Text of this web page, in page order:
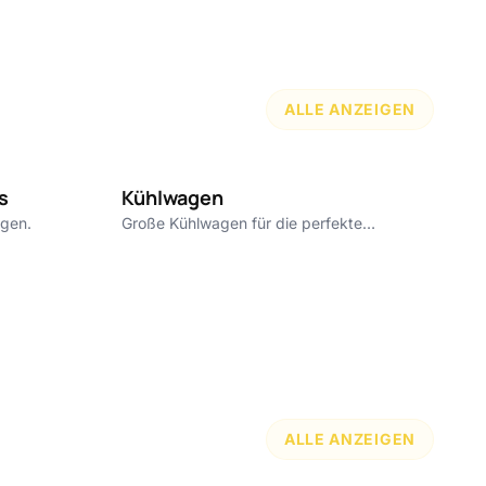
ALLE ANZEIGEN
Kühlwagen
Große Kühlwagen für die perfekte
ALLE ANZEIGEN